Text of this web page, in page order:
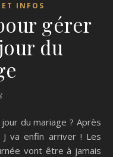
INFOS
gérer
du
jour du mariage ?Après
Jva enfin arriver ! Les
vont être à jamais